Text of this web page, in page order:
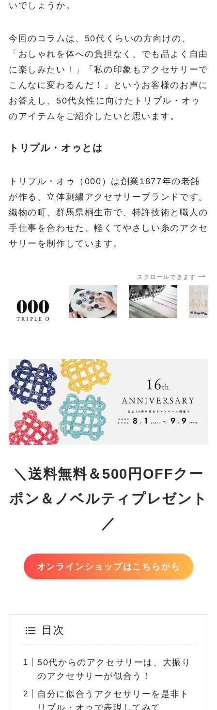
いでしょうか。
今回のコラムは、50代くらいの方向けの、
「おしゃれを体への負担なく、でも品よく自由
に楽しみたい！」「私の印象もアクセサリーで
こんなに変わるんだ！」というお客様のお声に
お答えし、50代女性に向けたトリプル・オゥ
のアイテムをご紹介したいと思います。
トリプル・オゥとは
トリプル・オゥ（000）は創業1877年の老舗
が作る、立体刺繍アクセサリーブランドです。
織物の町、群馬県桐生市で、特許技術と職人の
手仕事を合わせた、軽くてやさしい糸のアクセ
サリーを制作しています。
スクロールできます
＼送料無料＆500円OFFクー
ポン＆ノベルティプレゼント
／
オンラインショップはこちらから
目次
50代からのアクセサリーは、大振り
のアクセサリーが似合う！
自分に似合うアクセサリーを是非ト
リプル・オゥで表現してみて